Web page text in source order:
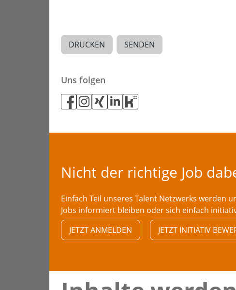
DRUCKEN SENDEN
Uns folgen
Nicht der richtige Job
Einfach Teil unseres Talent Netzwerks werden
Jobs informiert bleiben oder sich einfach
JETZT ANMELDEN
JETZT INITIATIV